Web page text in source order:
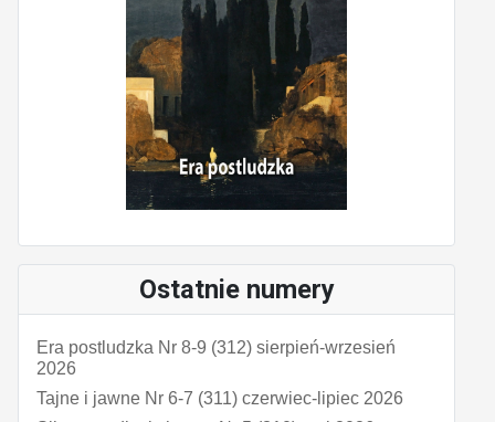
Ostatnie numery
Era postludzka Nr 8-9 (312) sierpień-wrzesień
2026
Tajne i jawne Nr 6-7 (311) czerwiec-lipiec 2026